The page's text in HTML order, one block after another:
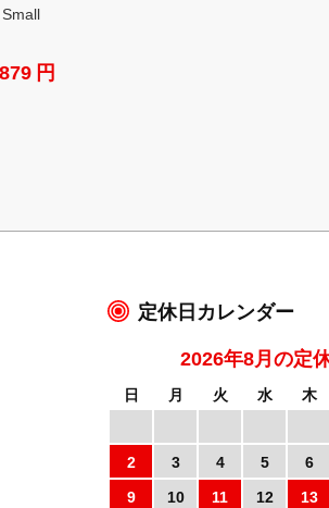
円
定休日カレンダー
2026年8月の定
日 月 火 水 木
2
3 4 5 6
9
10 11 12 13